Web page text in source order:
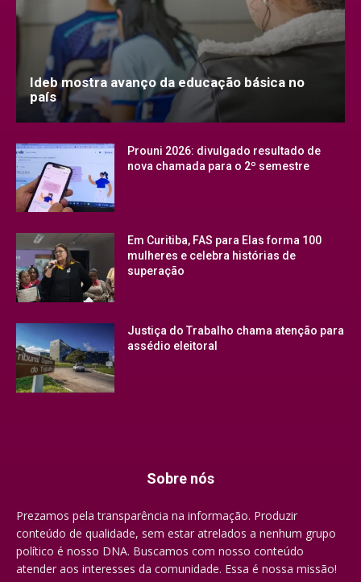
Ideb mostra avanço da educação básica no
país
Prouni 2026: divulgado resultado de
nova chamada para o 2º semestre
Em Curitiba, FAS para Elas forma 100
mulheres e celebra histórias de
superação
Justiça do Trabalho chama atenção para
assédio eleitoral
Sobre nós
Prezamos pela transparência na informação. Produzir
conteúdo de qualidade, sem estar atrelados a nenhum grupo
político é nosso DNA. Buscamos com nosso conteúdo
atender aos interesses da comunidade. Essa é nossa missão!